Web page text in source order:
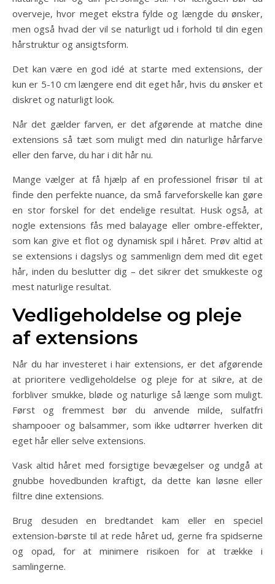
overveje, hvor meget ekstra fylde og længde du ønsker,
men også hvad der vil se naturligt ud i forhold til din egen
hårstruktur og ansigtsform.
Det kan være en god idé at starte med extensions, der
kun er 5-10 cm længere end dit eget hår, hvis du ønsker et
diskret og naturligt look.
Når det gælder farven, er det afgørende at matche dine
extensions så tæt som muligt med din naturlige hårfarve
eller den farve, du har i dit hår nu.
Mange vælger at få hjælp af en professionel frisør til at
finde den perfekte nuance, da små farveforskelle kan gøre
en stor forskel for det endelige resultat. Husk også, at
nogle extensions fås med balayage eller ombre-effekter,
som kan give et flot og dynamisk spil i håret. Prøv altid at
se extensions i dagslys og sammenlign dem med dit eget
hår, inden du beslutter dig – det sikrer det smukkeste og
mest naturlige resultat.
Vedligeholdelse og pleje
af extensions
Når du har investeret i hair extensions, er det afgørende
at prioritere vedligeholdelse og pleje for at sikre, at de
forbliver smukke, bløde og naturlige så længe som muligt.
Først og fremmest bør du anvende milde, sulfatfri
shampooer og balsammer, som ikke udtørrer hverken dit
eget hår eller selve extensions.
Vask altid håret med forsigtige bevægelser og undgå at
gnubbe hovedbunden kraftigt, da dette kan løsne eller
filtre dine extensions.
Brug desuden en bredtandet kam eller en speciel
extension-børste til at rede håret ud, gerne fra spidserne
og opad, for at minimere risikoen for at trække i
samlingerne.